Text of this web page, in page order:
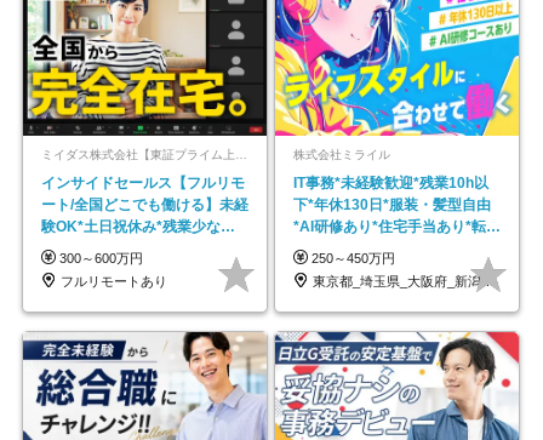
インサイドセールス【フルリモ
ート/全国どこでも働ける】未経
験OK*土日祝休み*残業少なめ*
在宅勤務手当あり
300～600万円
フルリモートあり
株式会社ミライル
IT事務*未経験歓迎*残業10h以
下*年休130日*服装・髪型自由
*AI研修あり*住宅手当あり*転勤
なし
250～450万円
東京都_埼玉県_大阪府_新潟県_福岡県